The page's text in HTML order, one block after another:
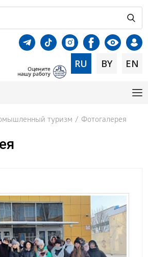
RU BY EN
туризм / Фотогалерея